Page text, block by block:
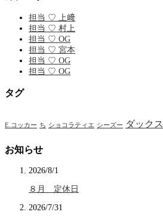
担当 ♡ 上﨑
担当 ♡ 村上
担当 ♡ OG
担当 ♡ 宮本
担当 ♡ OG
担当 ♡ OG
タグ
E.コッカー ち ショコラティエ シーズー ダックス
お知らせ
2026/8/1
８月 定休日
2026/7/31